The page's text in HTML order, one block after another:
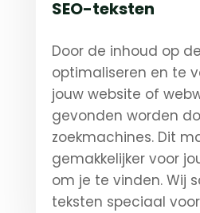
SEO-teksten
Door de inhoud op
optimaliseren en te
jouw website of
gevonden worden
zoekmachines. Dit
gemakkelijker voor
om je te vinden. Wij
teksten speciaal